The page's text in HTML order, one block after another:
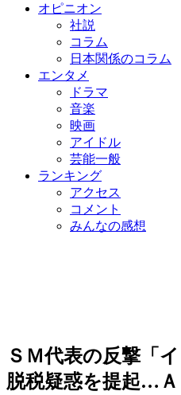
オピニオン
社説
コラム
日本関係のコラム
エンタメ
ドラマ
音楽
映画
アイドル
芸能一般
ランキング
アクセス
コメント
みんなの感想
ＳＭ代表の反撃「
脱税疑惑を提起…